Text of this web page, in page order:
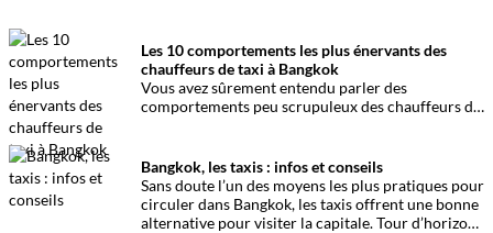
Les 10 comportements les plus énervants des
chauffeurs de taxi à Bangkok
Vous avez sûrement entendu parler des
comportements peu scrupuleux des chauffeurs de
les plus répandues de ces conducteurs,
susceptibles de vous énerver.
Bangkok, les taxis : infos et conseils
Sans doute l’un des moyens les plus pratiques pour
circuler dans Bangkok, les taxis offrent une bonne
alternative pour visiter la capitale. Tour d’horizon